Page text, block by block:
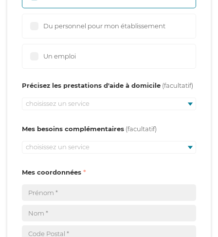
Du personnel pour mon établissement
Un emploi
Précisez les prestations d'aide à domicile
choisissez un service
Mes besoins complémentaires
choisissez un service
Mes coordonnées